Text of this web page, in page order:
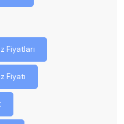
Fiyatları
Fiyatı